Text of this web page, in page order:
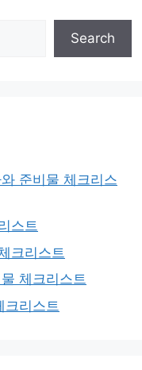
Search
준비물 체크리스
스트
크리스트
체크리스트
크리스트